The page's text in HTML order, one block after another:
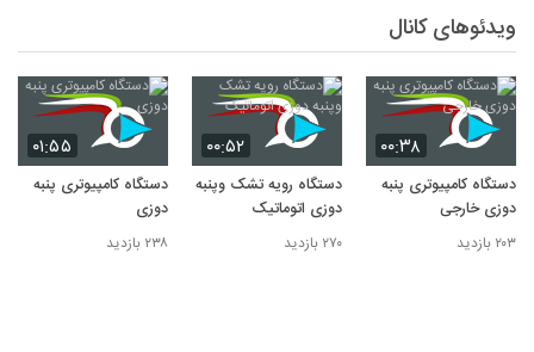
ویدئوهای کانال
۰۰:۳۸
دستگاه کامپیوتری پنبه
دوزی خارجی
۲۰۳ بازدید
۰۰:۵۲
دستگاه رویه تشک وپنبه
دوزی اتوماتیک
۲۷۰ بازدید
۰۱:۵۵
دستگاه کامپیوتری پنبه
دوزی
۲۳۸ بازدید